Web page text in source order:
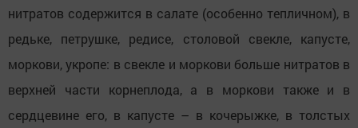
нитратов содержится в салате (особенно тепличном), в
редьке, петрушке, редисе, столовой свекле, капусте,
моркови, укропе: в свекле и моркови больше нитратов в
верхней части корнеплода, а в моркови также и в
сердцевине его, в капусте – в кочерыжке, в толстых